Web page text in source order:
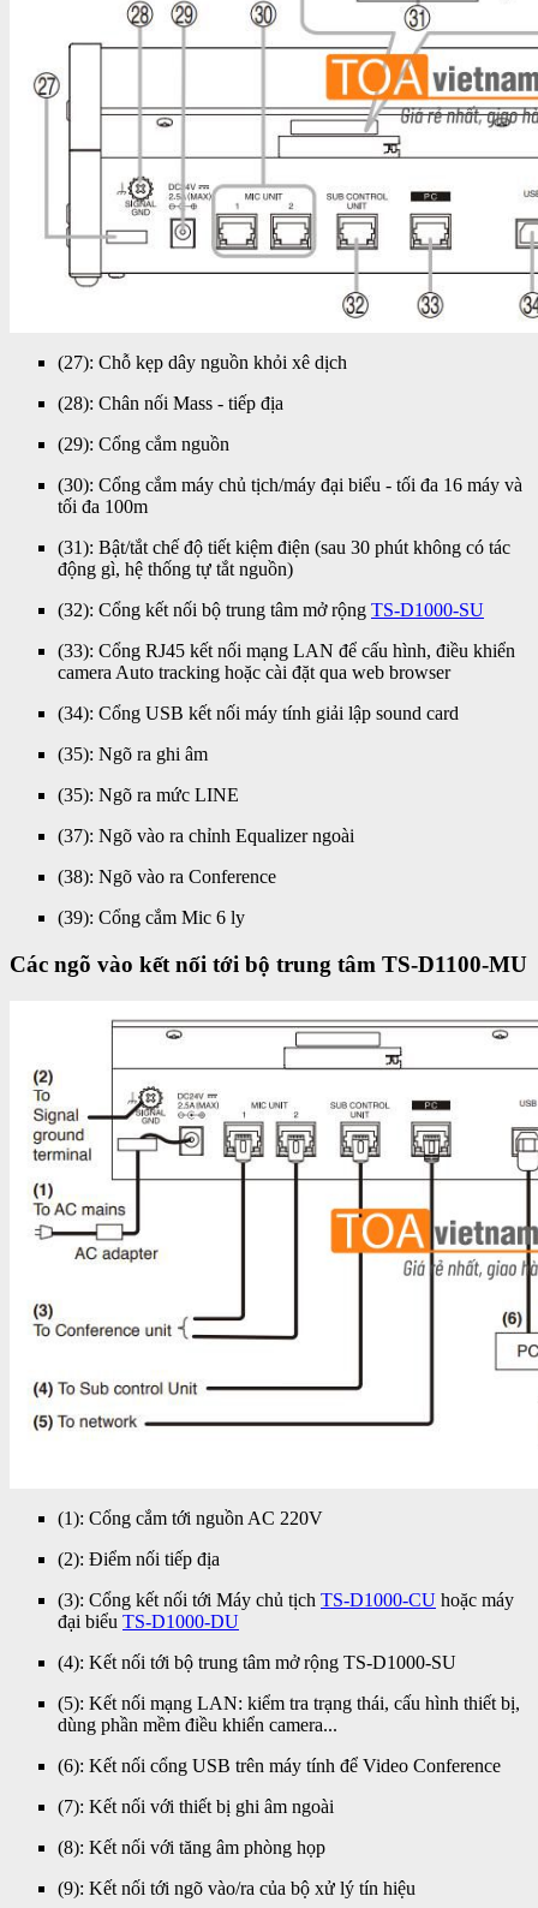
(27): Chỗ kẹp dây nguồn khỏi xê dịch
(28): Chân nối Mass - tiếp địa
(29): Cổng cắm nguồn
(30): Cổng cắm máy chủ tịch/máy đại biểu - tối đa 16 máy và
tối đa 100m
(31): Bật/tắt chế độ tiết kiệm điện (sau 30 phút không có tác
động gì, hệ thống tự tắt nguồn)
(32): Cổng kết nối bộ trung tâm mở rộng TS-D1000-SU
(33): Cổng RJ45 kết nối mạng LAN để cấu hình, điều khiển
camera Auto tracking hoặc cài đặt qua web browser
(34): Cổng USB kết nối máy tính giải lập sound card
(35): Ngõ ra ghi âm
(35): Ngõ ra mức LINE
(37): Ngõ vào ra chỉnh Equalizer ngoài
(38): Ngõ vào ra Conference
(39): Cổng cắm Mic 6 ly
Các ngõ vào kết nối tới bộ trung tâm TS-D1100-MU
(1): Cổng cắm tới nguồn AC 220V
(2): Điểm nối tiếp địa
(3): Cổng kết nối tới Máy chủ tịch TS-D1000-CU hoặc máy
đại biểu TS-D1000-DU
(4): Kết nối tới bộ trung tâm mở rộng TS-D1000-SU
(5): Kết nối mạng LAN: kiểm tra trạng thái, cấu hình thiết bị,
dùng phần mềm điều khiển camera...
(6): Kết nối cổng USB trên máy tính để Video Conference
(7): Kết nối với thiết bị ghi âm ngoài
(8): Kết nối với tăng âm phòng họp
(9): Kết nối tới ngõ vào/ra của bộ xử lý tín hiệu